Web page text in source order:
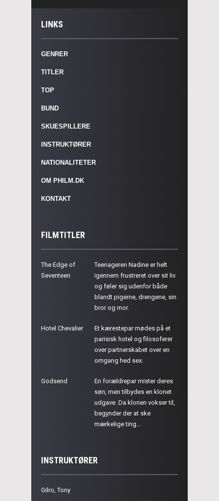
LINKS
GENRER
TITLER
TOP
BUND
SKUESPILLERE
INSTRUKTØRER
NATIONALITETER
OM PHILM.DK
KONTAKT
FILMTITLER
The Edge of
Seventeen
Teenageren Nadine er helt
igennem frustreret over sit liv
og føler sig udenfor både
blandt pigerne, drengene, sin
bror og mor.
Hotel Chevalier
Et kærestepar mødes på et
parisisk hotel og filosoferer
over partnerskabet over en
omgang hed sex.
Godsend
En forældrepar mister deres
søn, men tilbydes en klonet
udgave. Da klonen vokser til,
begynder der at ske
mærkelige ting...
INSTRUKTØRER
Gilro, Tony